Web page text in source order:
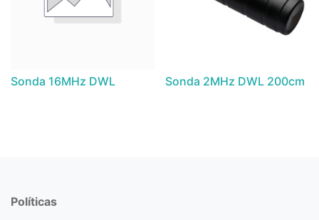
Sonda 16MHz DWL Sonda 2MHz DWL 200cm
Políticas